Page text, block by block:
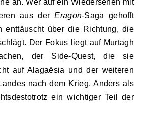
aus derEragon-Saga gehofft
enttäuscht über die Richtung, die
Der Fokus liegt auf Murtagh
der Side-Quest, die sie
auf Alagaësia und der weiteren
nach dem Krieg. Anders als
ein wichtiger Teil der